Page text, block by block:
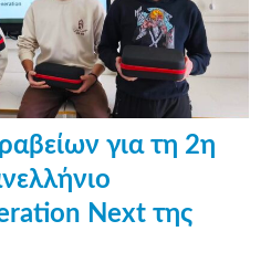
για τη 2η
Next της